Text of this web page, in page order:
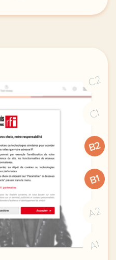
privee est une priorite
C2
C1
B2
B1
A2
A1